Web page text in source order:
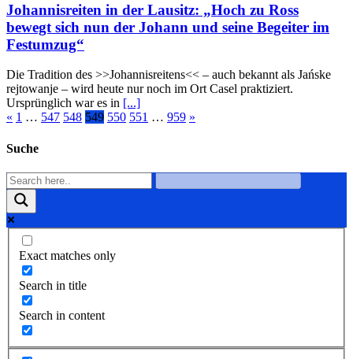
Johannisreiten in der Lausitz: „Hoch zu Ross
bewegt sich nun der Johann und seine Begeiter im
Festumzug“
Die Tradition des >>Johannisreitens<< – auch bekannt als Jańske
rejtowanje – wird heute nur noch im Ort Casel praktiziert.
Ursprünglich war es in [...]
« 1 … 547 548 549 550 551 … 959 »
Suche
Exact matches only
Search in title
Search in content